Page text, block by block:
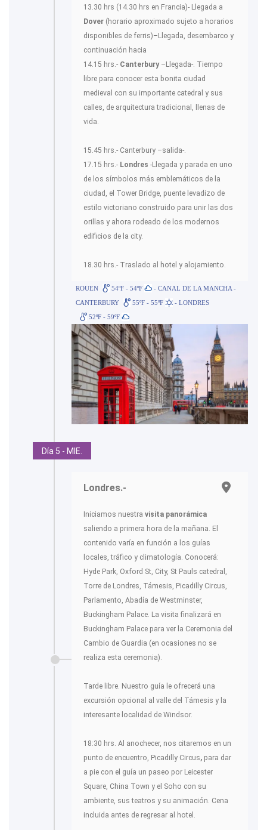
13.30 hrs (14.30 hrs en Francia)- Llegada a
Dover (horario aproximado sujeto a horarios
disponibles de ferris)–Llegada, desembarco y
continuación hacia
14.15 hrs.- Canterbury –Llegada-. Tiempo
libre para conocer esta bonita ciudad
medieval con su importante catedral y sus
calles, de arquitectura tradicional, llenas de
vida.
15.45 hrs.- Canterbury –salida-.
17.15 hrs.- Londres -Llegada y parada en uno
de los símbolos más emblemáticos de la
ciudad, el Tower Bridge, puente levadizo de
estilo victoriano construido para unir las dos
orillas y ahora rodeado de los modernos
edificios de la city.
18.30 hrs.- Traslado al hotel y alojamiento.
ROUEN 54ºF - 54ºF
- CANAL DE LA MANCHA -
CANTERBURY
55ºF - 55ºF
- LONDRES
52ºF - 59ºF
Día 5 - MIE.
Londres.-
Iniciamos nuestra visita panorámica
saliendo a primera hora de la mañana. El
contenido varía en función a los guías
locales, tráfico y climatología. Conocerá:
Hyde Park, Oxford St, City, St Pauls catedral,
Torre de Londres, Támesis, Picadilly Circus,
Parlamento, Abadía de Westminster,
Buckingham Palace. La visita finalizará en
Buckingham Palace para ver la Ceremonia del
Cambio de Guardia (en ocasiones no se
realiza esta ceremonia).
Tarde libre. Nuestro guía le ofrecerá una
excursión opcional al valle del Támesis y la
interesante localidad de Windsor.
18:30 hrs. Al anochecer, nos citaremos en un
punto de encuentro, Picadilly Circus, para dar
a pie con el guía un paseo por Leicester
Square, China Town y el Soho con su
ambiente, sus teatros y su animación. Cena
incluida antes de regresar al hotel.